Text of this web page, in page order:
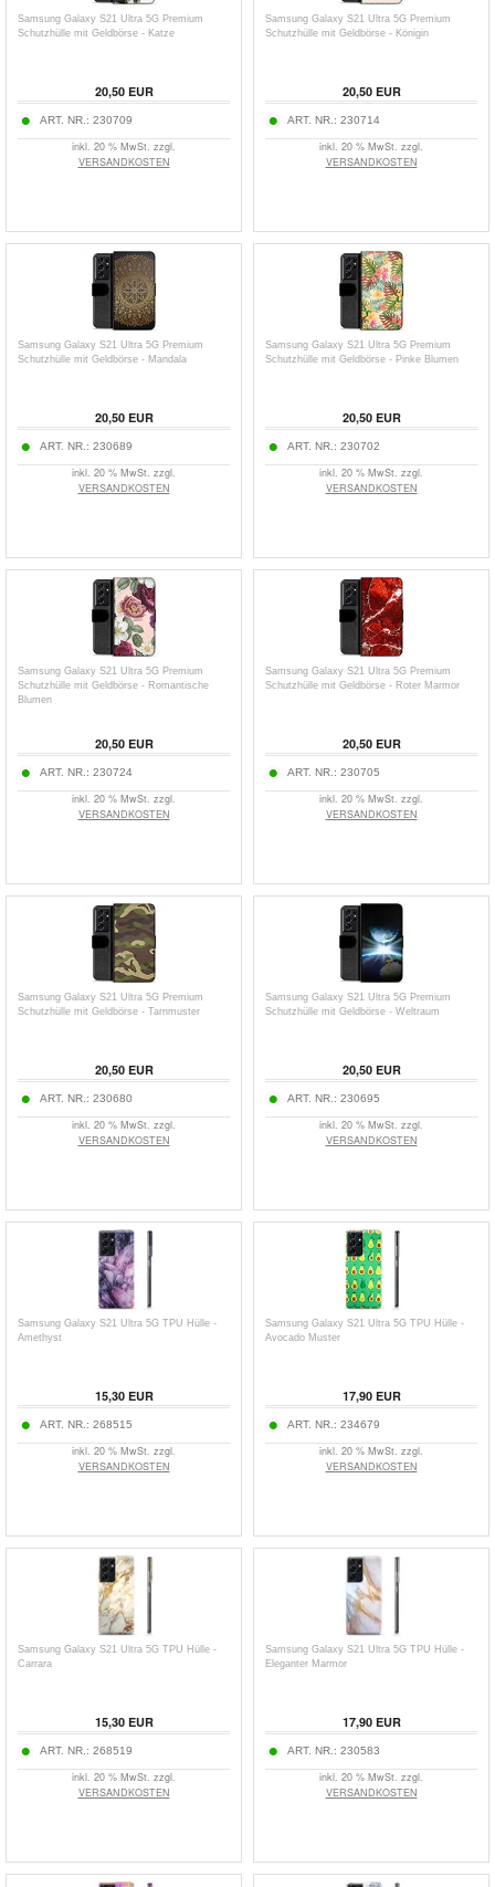
Samsung Galaxy S21 Ultra 5G Premium
Schutzhülle mit Geldbörse - Katze
20,50EUR
ART. NR.: 230709
inkl. 20 % MwSt. zzgl.
VERSANDKOSTEN
Samsung Galaxy S21 Ultra 5G Premium
Schutzhülle mit Geldbörse - Königin
20,50EUR
ART. NR.: 230714
inkl. 20 % MwSt. zzgl.
VERSANDKOSTEN
Samsung Galaxy S21 Ultra 5G Premium
Schutzhülle mit Geldbörse - Mandala
20,50EUR
ART. NR.: 230689
inkl. 20 % MwSt. zzgl.
VERSANDKOSTEN
Samsung Galaxy S21 Ultra 5G Premium
Schutzhülle mit Geldbörse - Pinke Blumen
20,50EUR
ART. NR.: 230702
inkl. 20 % MwSt. zzgl.
VERSANDKOSTEN
Samsung Galaxy S21 Ultra 5G Premium
Schutzhülle mit Geldbörse - Romantische
Blumen
20,50EUR
ART. NR.: 230724
inkl. 20 % MwSt. zzgl.
VERSANDKOSTEN
Samsung Galaxy S21 Ultra 5G Premium
Schutzhülle mit Geldbörse - Roter Marmor
20,50EUR
ART. NR.: 230705
inkl. 20 % MwSt. zzgl.
VERSANDKOSTEN
Samsung Galaxy S21 Ultra 5G Premium
Schutzhülle mit Geldbörse - Tarnmuster
20,50EUR
ART. NR.: 230680
inkl. 20 % MwSt. zzgl.
VERSANDKOSTEN
Samsung Galaxy S21 Ultra 5G Premium
Schutzhülle mit Geldbörse - Weltraum
20,50EUR
ART. NR.: 230695
inkl. 20 % MwSt. zzgl.
VERSANDKOSTEN
Samsung Galaxy S21 Ultra 5G TPU Hülle -
Amethyst
15,30EUR
ART. NR.: 268515
inkl. 20 % MwSt. zzgl.
VERSANDKOSTEN
Samsung Galaxy S21 Ultra 5G TPU Hülle -
Avocado Muster
17,90EUR
ART. NR.: 234679
inkl. 20 % MwSt. zzgl.
VERSANDKOSTEN
Samsung Galaxy S21 Ultra 5G TPU Hülle -
Carrara
15,30EUR
ART. NR.: 268519
inkl. 20 % MwSt. zzgl.
VERSANDKOSTEN
Samsung Galaxy S21 Ultra 5G TPU Hülle -
Eleganter Marmor
17,90EUR
ART. NR.: 230583
inkl. 20 % MwSt. zzgl.
VERSANDKOSTEN